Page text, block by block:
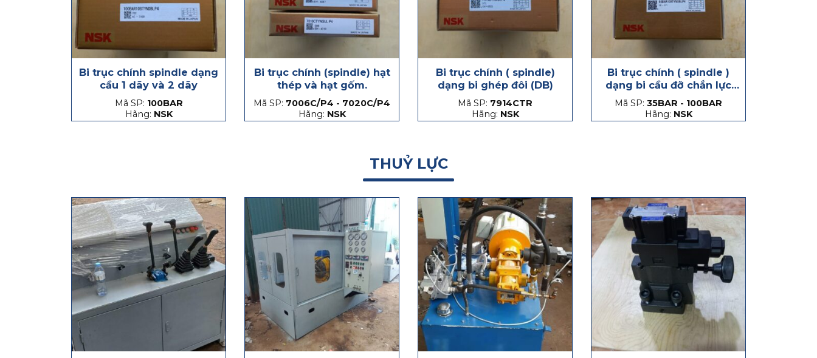
Bi trục chính spindle dạng
cầu 1 dãy và 2 dãy
Mã SP: 100BAR
Hãng: NSK
Bi trục chính (spindle) hạt
thép và hạt gốm.
Mã SP: 7006C/P4 - 7020C/P4
Hãng: NSK
Bi trục chính ( spindle)
dạng bi ghép đôi (DB)
Mã SP: 7914CTR
Hãng: NSK
Bi trục chính ( spindle )
dạng bi cầu đỡ chắn lực
phát sinh dọc trục, hạt
thép và hạt gốm
Mã SP: 35BAR - 100BAR
Hãng: NSK
THUỶ LỰC